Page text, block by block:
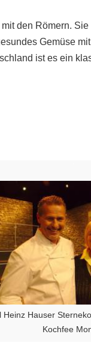
den Römern.
Gemüse
ist es ein
Heinz Hauser
Kochfee